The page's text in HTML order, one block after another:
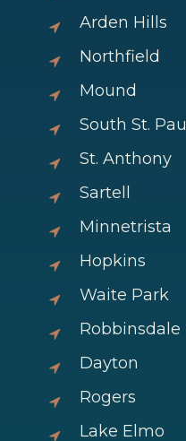
Arden Hills
Northfield
Mound
South St. Paul
St. Anthony
Sartell
Minnetrista
Hopkins
Waite Park
Robbinsdale
Dayton
Rogers
Lake Elmo